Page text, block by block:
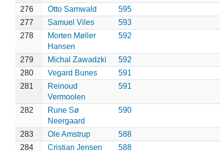
276 Otto Samwald
595
277
Samuel Viles
593
278
Morten Møller
Hansen
592
279 Michal Zawadzki
592
280
Vegard Bunes
591
281
Reinoud
Vermoolen
591
282
Rune Sø
Neergaard
590
283 Ole Amstrup
588
284
Cristian Jensen
588